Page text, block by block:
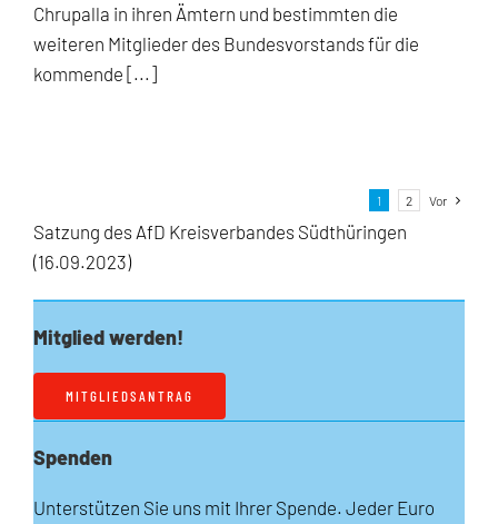
Chrupalla in ihren Ämtern und bestimmten die
weiteren Mitglieder des Bundesvorstands für die
kommende [...]
1 2 Vor
Satzung des AfD Kreisverbandes Südthüringen
(16.09.2023)
Mitglied werden!
MITGLIEDSANTRAG
Spenden
Unterstützen Sie uns mit Ihrer Spende. Jeder Euro